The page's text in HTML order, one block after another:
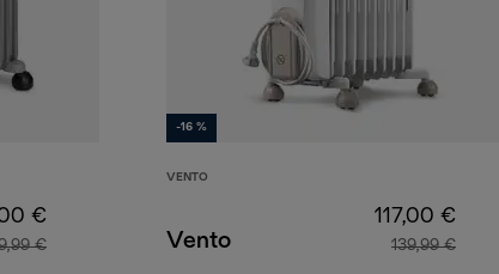
€
€
-16 %
VENTO
Vento
117,00 €
139,99 €